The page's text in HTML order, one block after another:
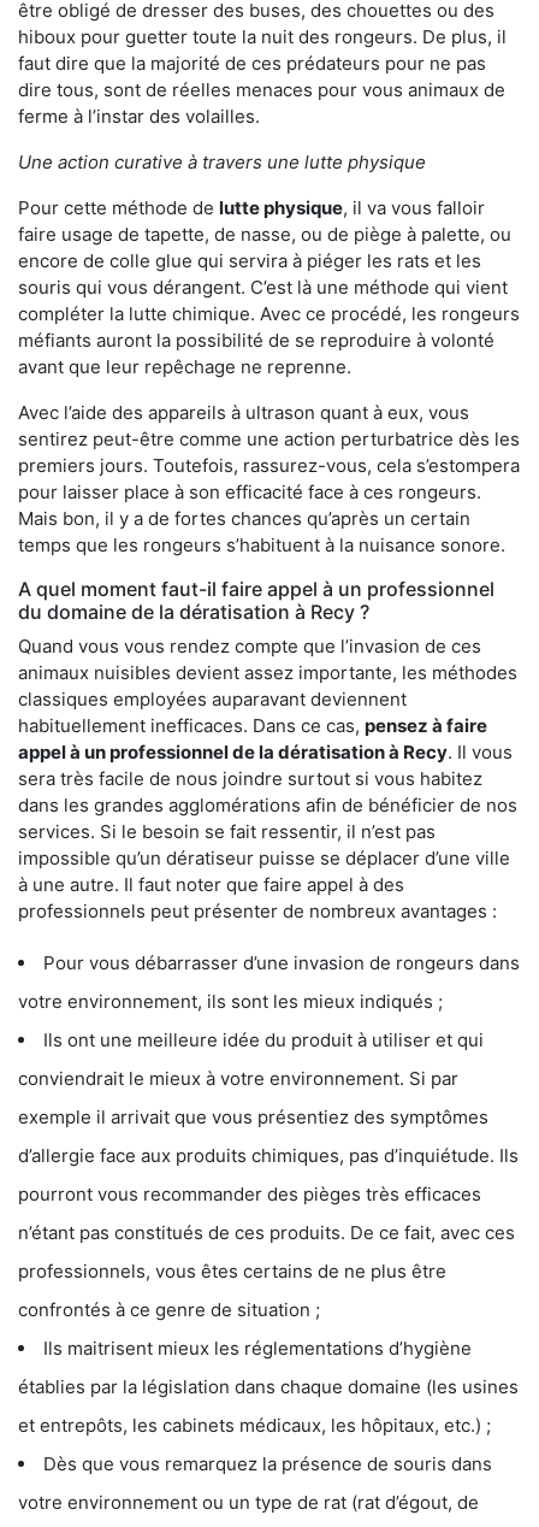
être obligé de dresser des buses, des chouettes ou des
hiboux pour guetter toute la nuit des rongeurs. De plus, il
faut dire que la majorité de ces prédateurs pour ne pas
dire tous, sont de réelles menaces pour vous animaux de
ferme à l’instar des volailles.
Une action curative à travers une lutte physique
Pour cette méthode de lutte physique, il va vous falloir
faire usage de tapette, de nasse, ou de piège à palette, ou
encore de colle glue qui servira à piéger les rats et les
souris qui vous dérangent. C’est là une méthode qui vient
compléter la lutte chimique. Avec ce procédé, les rongeurs
méfiants auront la possibilité de se reproduire à volonté
avant que leur repêchage ne reprenne.
Avec l’aide des appareils à ultrason quant à eux, vous
sentirez peut-être comme une action perturbatrice dès les
premiers jours. Toutefois, rassurez-vous, cela s’estompera
pour laisser place à son efficacité face à ces rongeurs.
Mais bon, il y a de fortes chances qu’après un certain
temps que les rongeurs s’habituent à la nuisance sonore.
A quel moment faut-il faire appel à un professionnel
du domaine de la dératisation à Recy ?
Quand vous vous rendez compte que l’invasion de ces
animaux nuisibles devient assez importante, les méthodes
classiques employées auparavant deviennent
habituellement inefficaces. Dans ce cas, pensez à faire
appel à un professionnel de la dératisation à Recy. Il vous
sera très facile de nous joindre surtout si vous habitez
dans les grandes agglomérations afin de bénéficier de nos
services. Si le besoin se fait ressentir, il n’est pas
impossible qu’un dératiseur puisse se déplacer d’une ville
à une autre. Il faut noter que faire appel à des
professionnels peut présenter de nombreux avantages :
Pour vous débarrasser d’une invasion de rongeurs dans
votre environnement, ils sont les mieux indiqués ;
Ils ont une meilleure idée du produit à utiliser et qui
conviendrait le mieux à votre environnement. Si par
exemple il arrivait que vous présentiez des symptômes
d’allergie face aux produits chimiques, pas d’inquiétude. Ils
pourront vous recommander des pièges très efficaces
n’étant pas constitués de ces produits. De ce fait, avec ces
professionnels, vous êtes certains de ne plus être
confrontés à ce genre de situation ;
Ils maitrisent mieux les réglementations d’hygiène
établies par la législation dans chaque domaine (les usines
et entrepôts, les cabinets médicaux, les hôpitaux, etc.) ;
Dès que vous remarquez la présence de souris dans
votre environnement ou un type de rat (rat d’égout, de